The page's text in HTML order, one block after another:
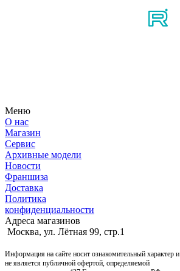
Меню
О нас
Магазин
Сервис
Архивные модели
Новости
Франшиза
Доставка
Политика
конфиденциальности
Адреса магазинов
Москва, ул. Лётная 99, стр.1
Информация на сайте носит ознакомительный характер и
не является публичной офертой, определяемой